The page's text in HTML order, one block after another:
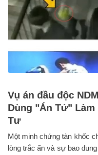
Vụ án đầu độc
Dùng "Án Tử" Làm
Tư
Một minh chứng tàn khốc
lòng trắc ẩn và sự bao